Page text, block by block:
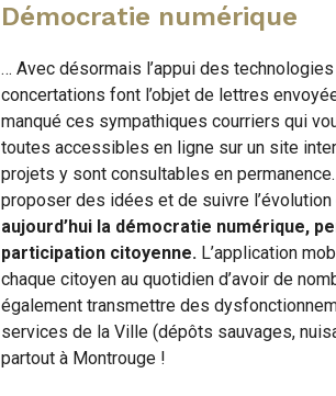
Démocratie numérique
… Avec désormais l’appui des
concertations font l’objet de lettres
manqué ces sympathiques courriers qui
toutes accessibles en ligne sur un site
projets y sont consultables en
proposer des idées et de suivre
aujourd’hui la démocratie numérique,
participation citoyenne.L’application
chaque citoyen au quotidien d’avoir de
également transmettre des
services de la Ville (dépôts sauvages,
partout à Montrouge !